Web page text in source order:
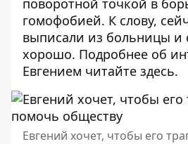
поворотной точкой в
гомофобией. К слову,
выписали из больницы и
хорошо. Подробнее об
Евгением читайте здесь.
Евгений хочет, чтобы его